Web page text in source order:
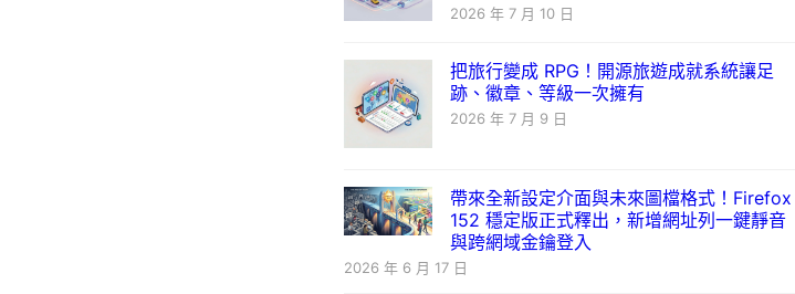
2026 年 7 月 10 日
把旅行變成 RPG！開源旅遊成就系統讓足
跡、徽章、等級一次擁有
2026 年 7 月 9 日
帶來全新設定介面與未來圖檔格式！Firefox
152 穩定版正式釋出，新增網址列一鍵靜音
與跨網域金鑰登入
2026 年 6 月 17 日